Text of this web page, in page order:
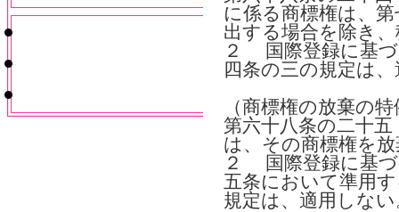
に係る商標権は、
出する場合を除き
２ 国際登録に基づ
四条の三の規定は
（商標権の放棄の
第六十八条の二十
は、その商標権を
２ 国際登録に基づ
五条において準用
規定は、適用しない